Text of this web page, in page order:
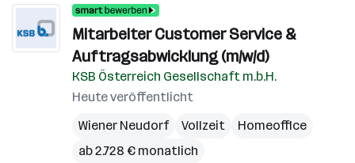
Mitarbeiter Customer Service &
Auftragsabwicklung (m/w/d)
KSB Österreich Gesellschaft m.b.H.
Heute veröffentlicht
Wiener Neudorf
Vollzeit
Homeoffice
ab 2.728 € monatlich